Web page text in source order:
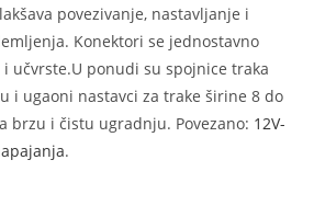
povezivanje, nastavljanje i
Konektori se jednostavno
učvrste.U ponudi su spojnice traka
i ugaoni nastavci za trake širine 8 do
brzu i čistu ugradnju. Povezano: 12V-
.